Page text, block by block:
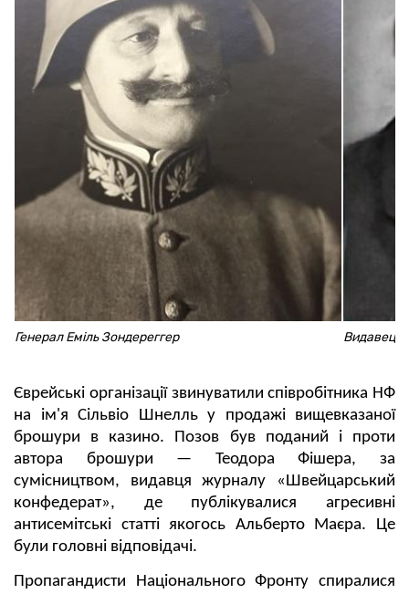
Генерал Еміль Зондереггер Видавець
Єврейські організації звинуватили співробітника НФ
на ім'я Сільвіо Шнелль у продажі вищевказаної
брошури в казино. Позов був поданий і проти
автора брошури — Теодора Фішера, за
сумісництвом, видавця журналу «Швейцарський
конфедерат», де публікувалися агресивні
антисемітські статті якогось Альберто Маєра. Це
були головні відповідачі.
Пропагандисти Національного Фронту спиралися